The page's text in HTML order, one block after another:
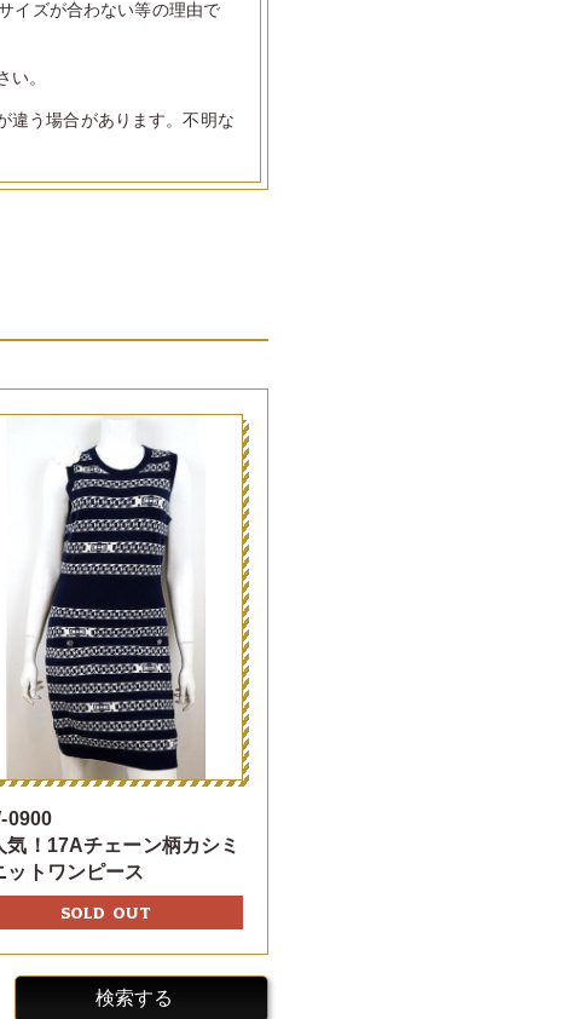
イズが合わない等の理由で
。
違う場合があります。不明な
0900
気！17Aチェーン柄カシミ
ットワンピース
SOLD OUT
検索する